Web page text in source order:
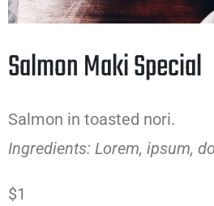
Salmon Maki Special
Salmon in toasted nori.
Ingredients: Lorem, ipsum,
$1